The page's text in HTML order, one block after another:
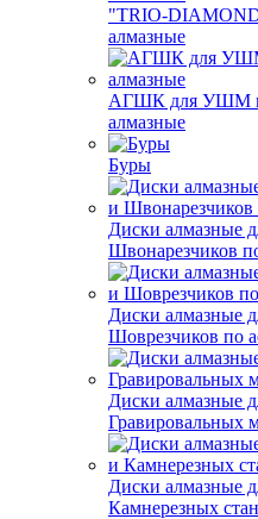
"TRIO-
алмазные
АГШК для УШМ
алмазные
Буры
Диски алмазные
Швонарезчиков
Диски алмазные
Шоврезчиков по
Диски алмазные
Гравировальных
Диски алмазные
Камнерезных